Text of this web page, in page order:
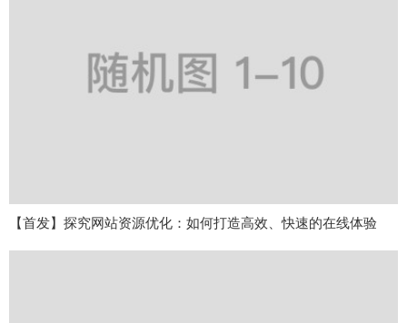
【首发】探究网站资源优化：如何打造高效、快速的在线体验